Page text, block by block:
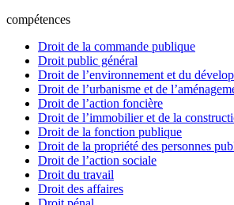
compétences
Droit de la commande publique
Droit public général
Droit de l’environnement et du
Droit de l’urbanisme et de
Droit de l’action foncière
Droit de l’immobilier et de la
Droit de la fonction publique
Droit de la propriété des personnes
Droit de l’action sociale
Droit du travail
Droit des affaires